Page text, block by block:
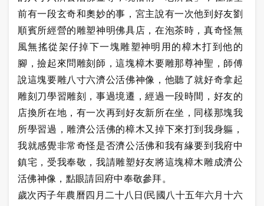
前有一段玄奇和奧妙的事，宮主說有一次他到好友劉
順賓所經營的雕塑神明佛具店，在泡茶時，真奇怪無
風無搖從架仔掉下一塊雕塑神明用的樟木打到他的
腳，撿起來問雕刻師，這塊樟木要雕那尊神聖，師傅
說這塊要雕八寸六濟公活佛神像，他聽了就好奇拿起
雕刻刀學習雕刻，事過境遷，經過一段時間，好友的
店換所在地，有一次再到好友新所在坐，同樣那塊我
所學習過，雕濟公活佛的樟木又掉下來打到我身軀，
我就感覺非常奇怪是否濟公活佛和我有緣要到我府中
鎮宅，受我奉敬，我請雕塑好友將這塊樟木雕成濟公
活佛神像，點眼請回府中奉敬參拜。
歲次丙子年農曆四月二十八日(民國八十五年六月十六